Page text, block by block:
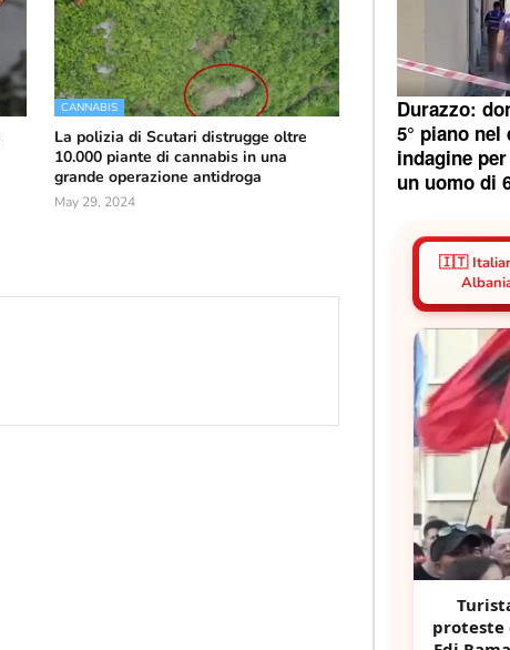
CANNABIS
La polizia di Scutari distrugge oltre
10.000 piante di cannabis in una
grande operazione antidroga
May 29, 2024
Durazzo:
5° piano
indagine
un uomo di
🇮🇹